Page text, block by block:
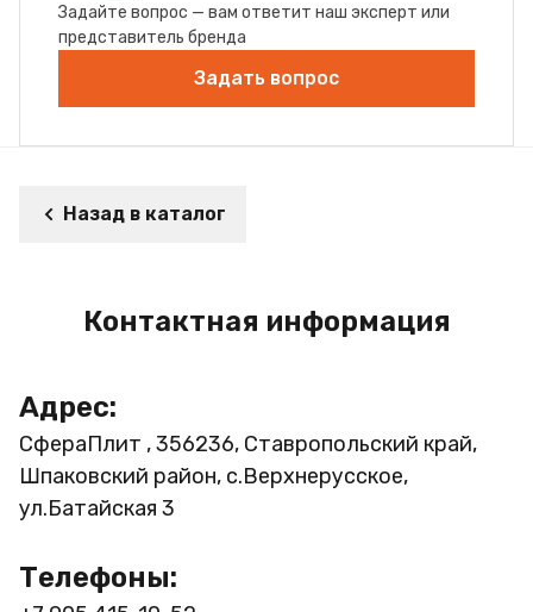
Задайте вопрос — вам ответит наш эксперт или
представитель бренда
Задать вопрос
Назад в каталог
Контактная информация
Адрес:
СфераПлит , 356236, Ставропольский край,
Шпаковский район, с.Верхнерусское,
ул.Батайская 3
Телефоны: